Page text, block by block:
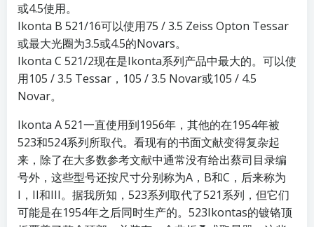
或4.5使用。
Ikonta B 521/16可以使用75 / 3.5 Zeiss Opton Tessar
或最大光圈为3.5或4.5的Novars。
Ikonta C 521/2现在是Ikonta系列产品中最大的。可以使
用105 / 3.5 Tessar，105 / 3.5 Novar或105 / 4.5
Novar。
Ikonta A 521一直使用到1956年，其他的在1954年被
523和524系列所取代。看现有的书面文献变得复杂起
来，除了在大多数参考文献中通常没有给出蔡司目录编
号外，这些型号还按尺寸分别称为A，B和C，后来称为
I，II和III。据我所知，523系列取代了521系列，但它们
可能是在1954年之后同时生产的。523Ikontas的镀铬顶